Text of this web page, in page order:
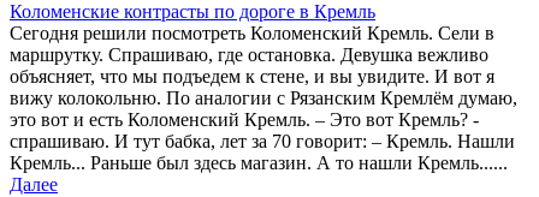
Коломенские контрасты по дороге в Кремль
Сегодня решили посмотреть Коломенский Кремль. Сели в
маршрутку. Спрашиваю, где остановка. Девушка вежливо
объясняет, что мы подъедем к стене, и вы увидите. И вот я
вижу колокольню. По аналогии с Рязанским Кремлём думаю,
это вот и есть Коломенский Кремль. – Это вот Кремль? -
спрашиваю. И тут бабка, лет за 70 говорит: – Кремль. Нашли
Кремль... Раньше был здесь магазин. А то нашли Кремль......
Далее